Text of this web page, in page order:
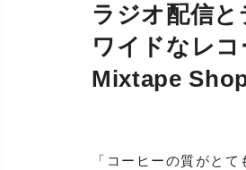
ラジオ配信
ワイドなレ
Mixtape
「コーヒーの質がと